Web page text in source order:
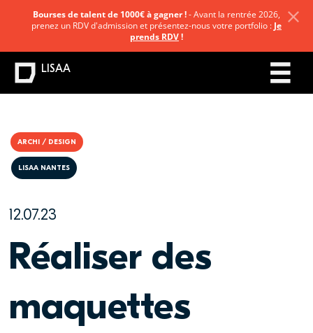
ARCHI / DESIGN
12.07.23
LISAA NANTES
Réaliser des
maquettes
Bourses de talent de 1000€ à gagner !- Avant la rentrée 2026,
prenez un RDV d'admission et présentez-nous votre portfolio : Je
prends RDV!
LISAA